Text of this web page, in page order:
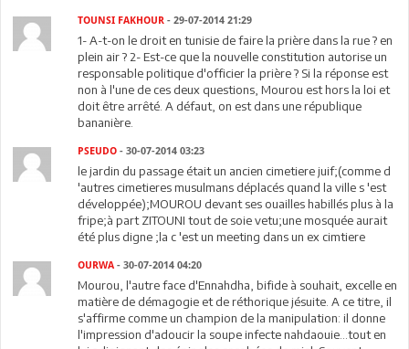
TOUNSI FAKHOUR - 29-07-2014 21:29
1- A-t-on le droit en tunisie de faire la prière dans la rue ? en
plein air ? 2- Est-ce que la nouvelle constitution autorise un
responsable politique d'officier la prière ? Si la réponse est
non à l'une de ces deux questions, Mourou est hors la loi et
doit être arrêté. A défaut, on est dans une république
bananière.
PSEUDO - 30-07-2014 03:23
le jardin du passage était un ancien cimetiere juif;(comme d
'autres cimetieres musulmans déplacés quand la ville s 'est
développée);MOUROU devant ses ouailles habillés plus à la
fripe;à part ZITOUNI tout de soie vetu;une mosquée aurait
été plus digne ;la c 'est un meeting dans un ex cimtiere
OURWA - 30-07-2014 04:20
Mourou, l'autre face d'Ennahdha, bifide à souhait, excelle en
matière de démagogie et de réthorique jésuite. A ce titre, il
s'affirme comme un champion de la manipulation: il donne
l'impression d'adoucir la soupe infecte nahdaouie...tout en